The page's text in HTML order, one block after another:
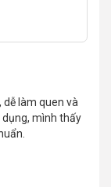
dễ làm quen và
mình thấy